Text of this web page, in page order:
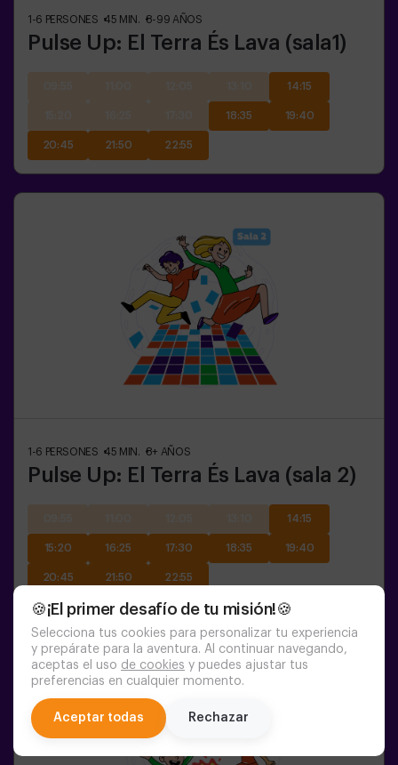
🍪¡El primer desafío de tu misión!🍪
Selecciona tus cookies para personalizar tu experiencia
y prepárate para la aventura. Al continuar navegando,
aceptas el uso de cookies y puedes ajustar tus
preferencias en cualquier momento.
Aceptar todas Rechazar
1-6 PERSONES 45 MIN. 8-99 AÑOS
Pulse Up: El Terra És Lava (sala1)
14:15
18:35 19:40
20:45 21:50 22:55
1-6 PERSONES 45 MIN. 8+ AÑOS
Pulse Up: El Terra És Lava (sala 2)
14:15
15:20 16:25 17:30 18:35 19:40
20:45 21:50 22:55